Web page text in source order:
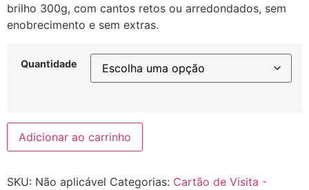
brilho 300g, com cantos retos ou arredondados, sem
enobrecimento e sem extras.
Quantidade
Adicionar ao carrinho
SKU: Não aplicável Categorias: Cartão de Visita -